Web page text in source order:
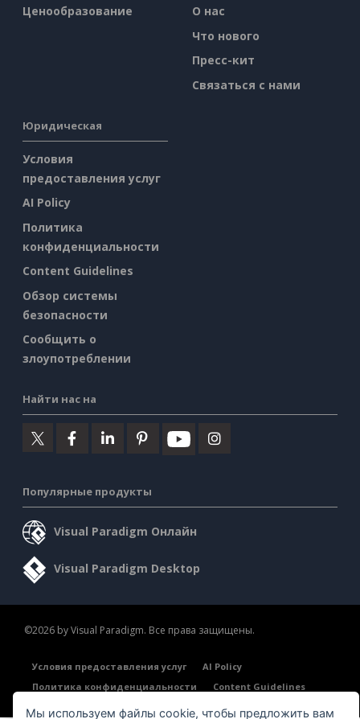
Ценообразование
О нас
Что нового
Пресс-кит
Связаться с нами
Юридическая
Условия
предоставления услуг
AI Policy
Политика
конфиденциальности
Content Guidelines
Обзор системы
безопасности
Сообщить о
злоупотреблении
Найти нас на
Популярные продукты
Visual Paradigm Онлайн
Visual Paradigm Desktop
©2026 by Visual Paradigm. Все права защищены.
Условия предоставления услуг
AI Policy
Политика конфиденциальности
Content Guidelines
Обзор системы безопасности
Мы используем файлы cookie, чтобы предложить вам